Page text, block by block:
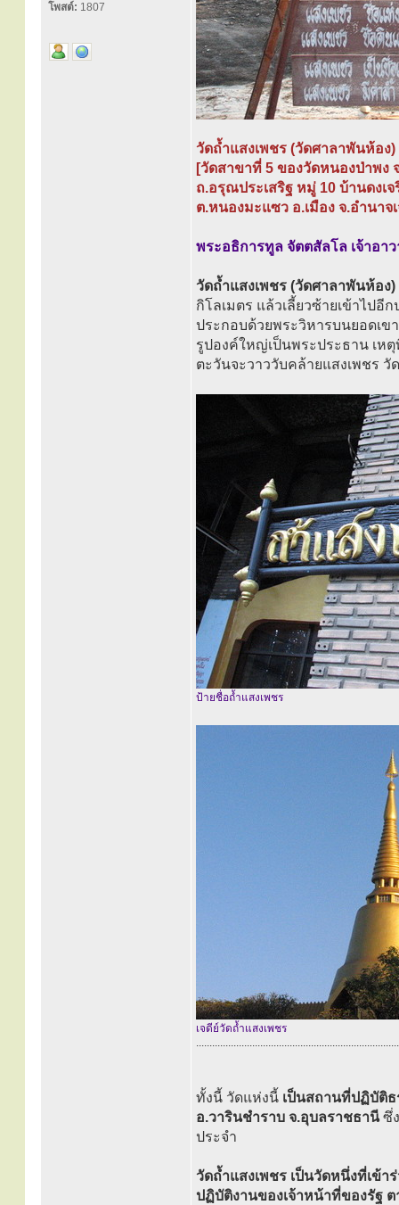
โพสต์: 1807
วัดถ้ำแสงเพชร (วัดศาลาพันห้อง)
[วัดสาขาที่ 5 ของวัดหนองป่าพง
ถ.อรุณประเสริฐ หมู่ 10 บ้านดงเ
ต.หนองมะแซว อ.เมือง จ.อำนาจ
พระอธิการทูล จัตตสัลโล เจ้าอา
วัดถ้ำแสงเพชร (วัดศาลาพันห้อง)
กิโลเมตร แล้วเลี้ยวซ้ายเข้าไป
ประกอบด้วยพระวิหารบนยอดเ
รูปองค์ใหญ่เป็นพระประธาน เห
ตะวันจะวาววับคล้ายแสงเพชร
ป้ายชื่อถ้ำแสงเพชร
เจดีย์วัดถ้ำแสงเพชร
............................................................................
ทั้งนี้ วัดแห่งนี้ เป็นสถานที่ปฏิบัติ
อ.วารินชำราบ จ.อุบลราชธานีซึ่
ประจำ
วัดถ้ำแสงเพชร เป็นวัดหนึ่งที่เข้
ปฏิบัติงานของเจ้าหน้าที่ของรัฐ